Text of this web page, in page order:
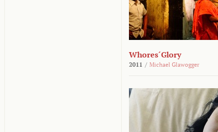
Whores´Glory
2011 / Michael Glawogger